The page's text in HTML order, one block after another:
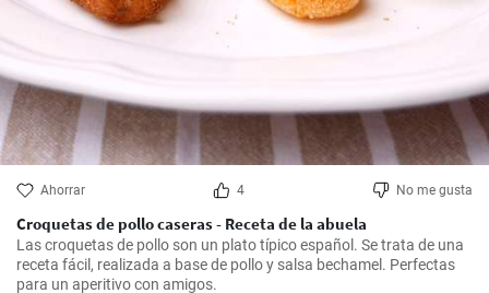
Ahorrar 4 No me gusta
Croquetas de pollo caseras - Receta de la abuela
Las croquetas de pollo son un plato típico español. Se trata de una
receta fácil, realizada a base de pollo y salsa bechamel. Perfectas
para un aperitivo con amigos.